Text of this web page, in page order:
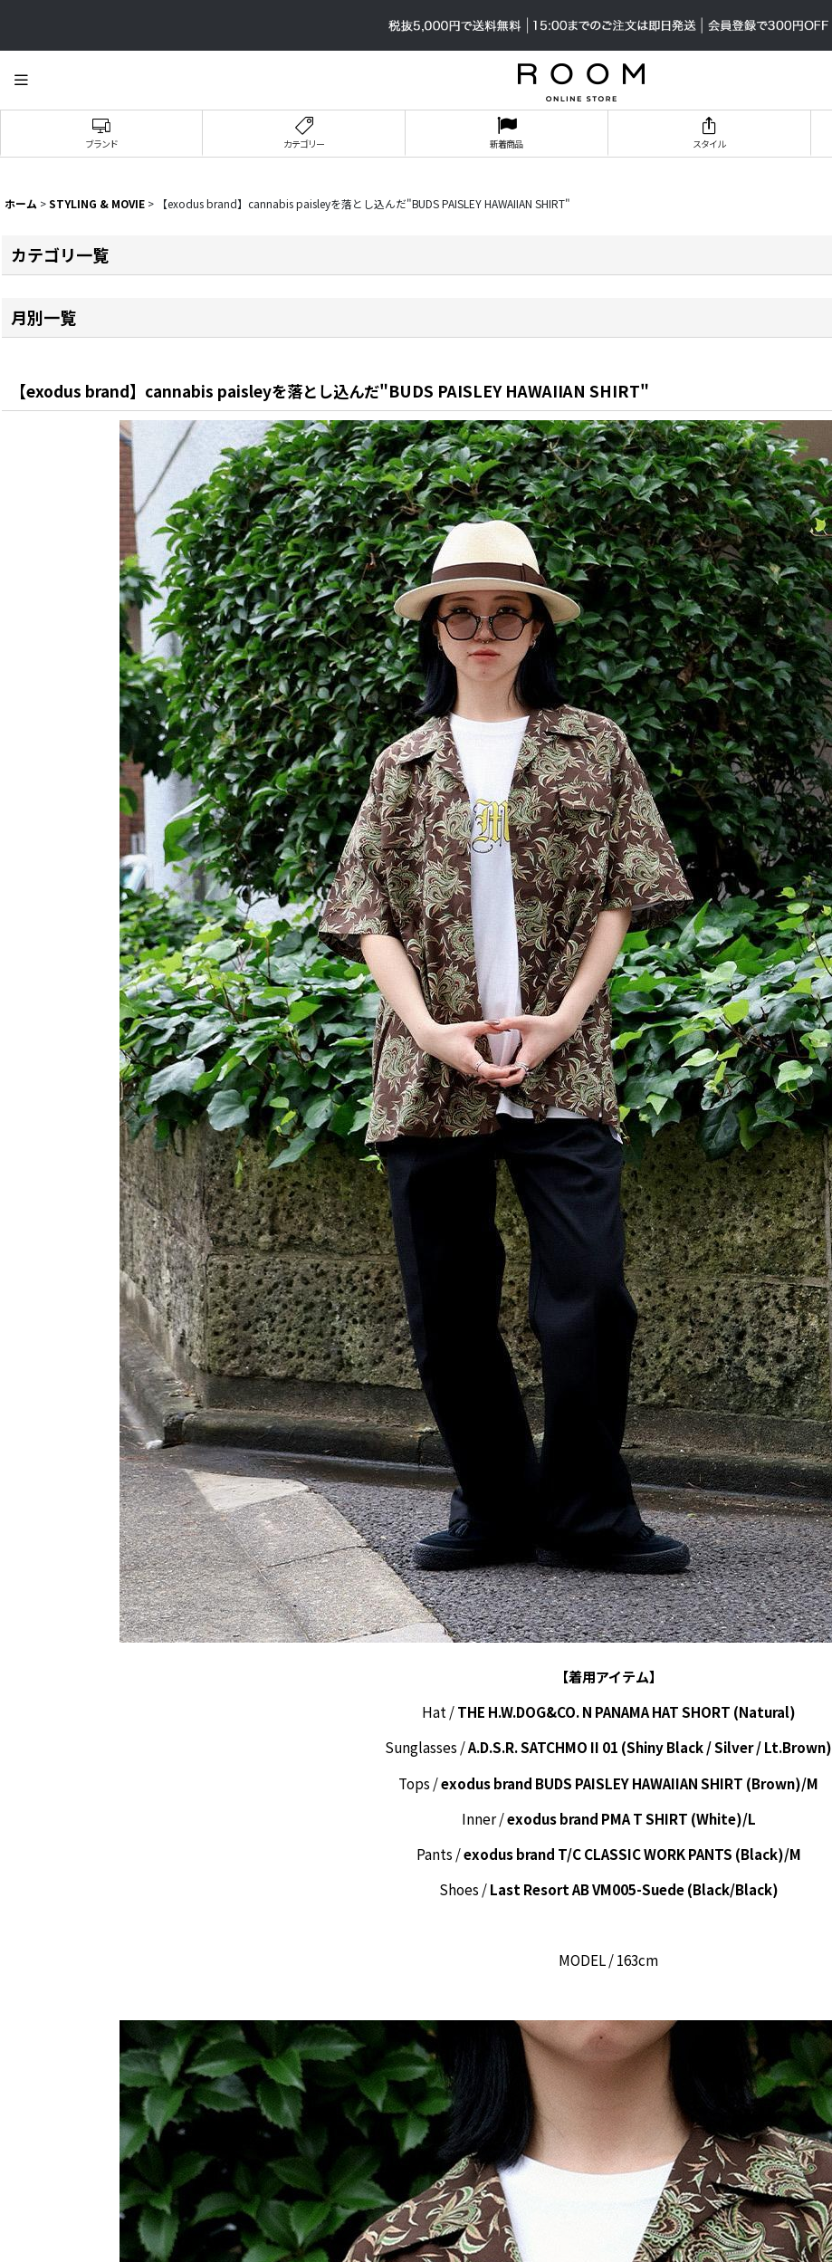
ブランド カテゴリー 新着商品 スタイル
ホーム >STYLING & MOVIE > 【exodus brand】cannabis paisleyを落とし込んだ"BUDS PAISLEY HAWAIIAN SHIRT"
【exodus brand】cannabis paisleyを落とし込んだ"BUDS PAISLEY HAWAIIAN SHIRT"
【着用アイテム】
Hat /THE H.W.DOG&CO. N PANAMA HAT SHORT (Natural)
Sunglasses /A.D.S.R. SATCHMO II 01 (Shiny Black / Silver / Lt.Brown)
Tops /exodus brand BUDS PAISLEY HAWAIIAN SHIRT (Brown)/M
Inner /exodus brand PMA T SHIRT (White)/L
Pants /exodus brand T/C CLASSIC WORK PANTS (Black)/M
Shoes /Last Resort AB VM005-Suede (Black/Black)
MODEL / 163cm
カテゴリ一覧
YOUTUBE STYLING
adidas Originals スタイリング
A.D.S.R. スタイリング
ANACHRONORM スタイリング
ANTIDOTE BUYERS CLUB スタイリング
APPLEBUM スタイリング
BOWWOW スタイリング
CALEE スタイリング
CALIFOLKS スタイリング
CARHARTT WIP スタイリング
CHALLENGER スタイリング
CMF OUTDOOR GARMENT スタイリング
COOTIE PRODUCTIONS スタイリング
DELUXE スタイリング
exodus brand スタイリング
HIDE AND SEEK スタイリング
hobo スタイリング
Last Resort AB スタイリング
Liberaiders スタイリング
MADNESS スタイリング
MAGIC STICK スタイリング
MASSES スタイリング
MINEDENIM スタイリング
NEW ERA スタイリング
NICK GEAR スタイリング
NOCHINO OPTICAL スタイリング
nonnative スタイリング
OLD JOE スタイリング
OOFOS スタイリング
PORKCHOP GARAGE SUPPLY スタイリング
RADIALL スタイリング
RATS スタイリング
rig FOOTWEAR スタイリング
ROTTWEILER スタイリング
STANDARD CALIFORNIA スタイリング
月別一覧
2025年